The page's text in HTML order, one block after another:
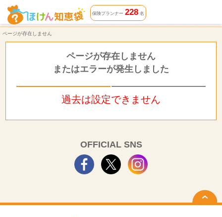
ページが存在しません | ほけん知恵袋
保険プランナー 228名
ページが存在しません
ページが存在しません
またはエラーが発生しました
過去は設定できません
OFFICIAL SNS